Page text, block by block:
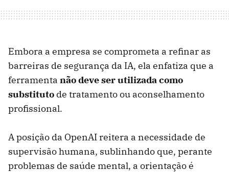
Embora a empresa se comprometa a refinar as
barreiras de segurança da IA, ela enfatiza que a
ferramenta não deve ser utilizada como
substituto de tratamento ou aconselhamento
profissional.
A posição da OpenAI reitera a necessidade de
supervisão humana, sublinhando que, perante
problemas de saúde mental, a orientação é